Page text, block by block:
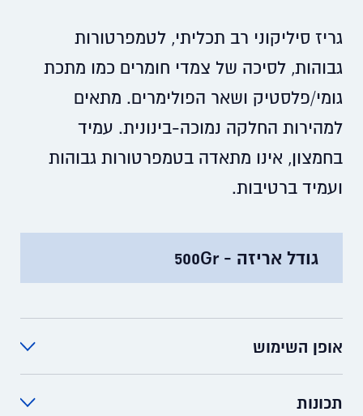
גריז סיליקוני רב תכליתי, לטמפרטורות
גבוהות, לסיכה של צמדי חומרים כמו מתכת
גומי/פלסטיק ושאר הפולימרים. מתאים
למהירות החלקה נמוכה-בינונית. עמיד
בחמצון, אינו מתאדה בטמפרטורות גבוהות
ועמיד ברטיבות.
גודל אריזה - 500Gr
אופן השימוש
יש לנקות עם OKS 2611. יש למרוח שכבה כך
שתפריד בין שני המשטחים בעלי תנועה יחסית.
תכונות